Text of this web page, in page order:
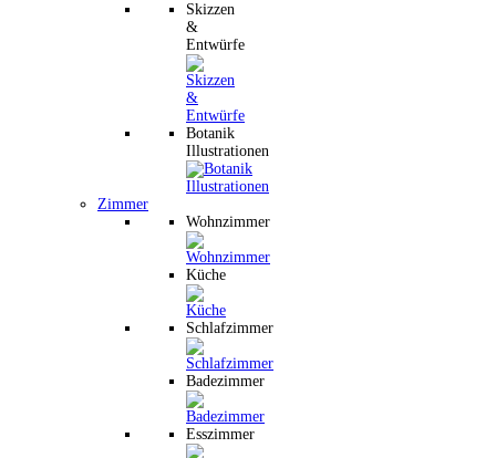
Skizzen
&
Entwürfe
Botanik
Illustrationen
Zimmer
Wohnzimmer
Küche
Schlafzimmer
Badezimmer
Esszimmer